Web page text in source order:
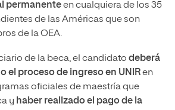
permanenteen cualquiera de los 35
de las Américas que son
de la OEA.
de la beca, el candidato deberá
el proceso de ingreso en UNIRen
oficiales de maestría que
y haber realizado el pago de la